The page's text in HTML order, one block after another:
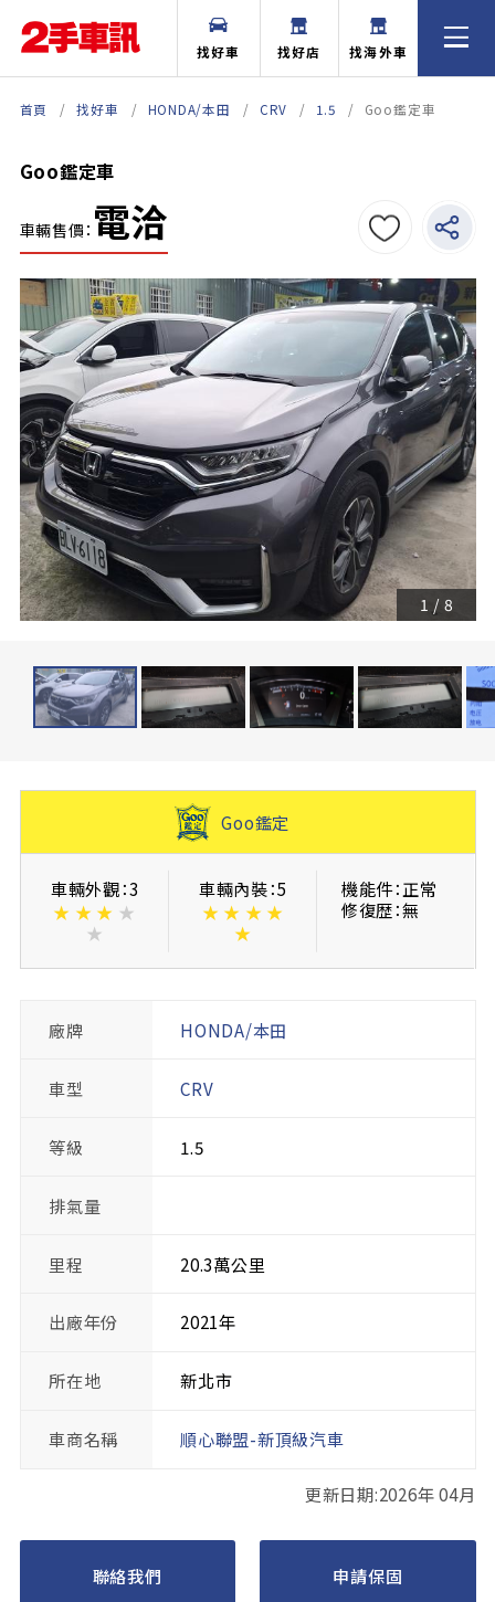
找好車 找好店 找海外車
首頁 找好車 HONDA/本田 CRV 1.5 Goo鑑定車
Goo鑑定車
車輛售價： 電洽
1 / 8
Goo鑑定
車輛外觀：3
★ ★ ★ ★
★
車輛內裝：5
★ ★ ★ ★
★
機能件：正常
修復歴：無
廠牌 HONDA/本田
車型 CRV
等級 1.5
排氣量
里程 20.3萬公里
出廠年份 2021年
所在地 新北市
車商名稱 順心聯盟-新頂級汽車
更新日期:2026年 04月
聯絡我們 申請保固